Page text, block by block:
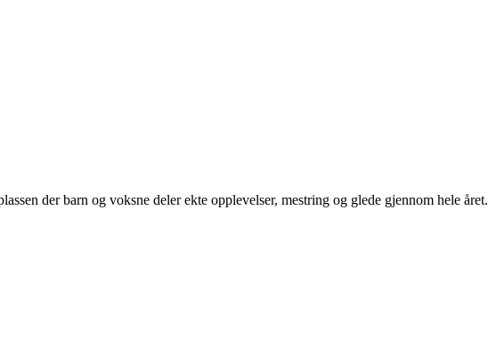
der barn og voksne deler ekte opplevelser, mestring og glede gjennom hele året.